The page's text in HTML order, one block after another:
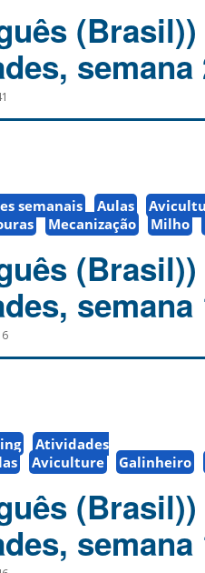
semana
semanais Aulas
Mecanização Milho
semana
Atividades
Aviculture Galinheiro
semana